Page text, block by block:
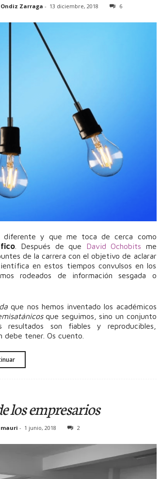
Ondiz Zarraga - 13 diciembre, 2018 6
diferente y que me toca de cerca como
. Después de que David Ochobits me
de la carrera con el objetivo de aclarar
en estos tiempos convulsos en los
rodeados de información sesgada o
que nos hemos inventado los académicos
que seguimos, sino un conjunto
son fiables y reproducibles,
tener. Os cuento.
los empresarios
mauri - 1 junio, 2018 2